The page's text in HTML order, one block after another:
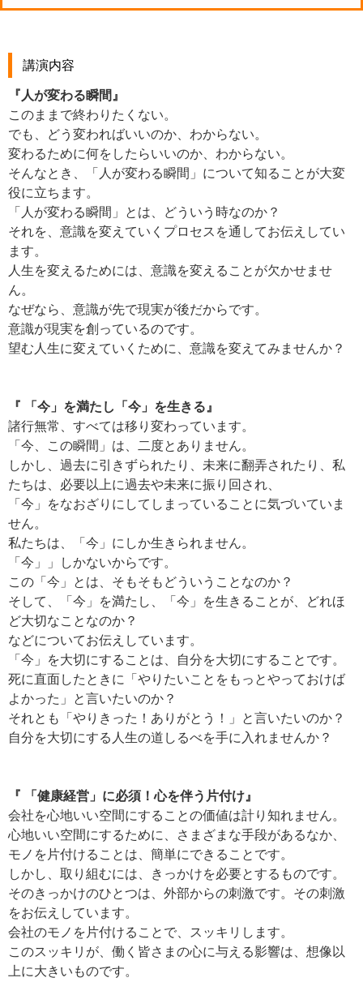
講演内容
『人が変わる瞬間』
このままで終わりたくない。
でも、どう変わればいいのか、わからない。
変わるために何をしたらいいのか、わからない。
そんなとき、「人が変わる瞬間」について知ることが大変
役に立ちます。
「人が変わる瞬間」とは、どういう時なのか？
それを、意識を変えていくプロセスを通してお伝えしてい
ます。
人生を変えるためには、意識を変えることが欠かせませ
ん。
なぜなら、意識が先で現実が後だからです。
意識が現実を創っているのです。
望む人生に変えていくために、意識を変えてみませんか？
『 「今」を満たし「今」を生きる』
諸行無常、すべては移り変わっています。
「今、この瞬間」は、二度とありません。
しかし、過去に引きずられたり、未来に翻弄されたり、私
たちは、必要以上に過去や未来に振り回され、
「今」をなおざりにしてしまっていることに気づいていま
せん。
私たちは、「今」にしか生きられません。
「今」」しかないからです。
この「今」とは、そもそもどういうことなのか？
そして、「今」を満たし、「今」を生きることが、どれほ
ど大切なことなのか？
などについてお伝えしています。
「今」を大切にすることは、自分を大切にすることです。
死に直面したときに「やりたいことをもっとやっておけば
よかった」と言いたいのか？
それとも「やりきった！ありがとう！」と言いたいのか？
自分を大切にする人生の道しるべを手に入れませんか？
『 「健康経営」に必須！心を伴う片付け』
会社を心地いい空間にすることの価値は計り知れません。
心地いい空間にするために、さまざまな手段があるなか、
モノを片付けることは、簡単にできることです。
しかし、取り組むには、きっかけを必要とするものです。
そのきっかけのひとつは、外部からの刺激です。その刺激
をお伝えしています。
会社のモノを片付けることで、スッキリします。
このスッキリが、働く皆さまの心に与える影響は、想像以
上に大きいものです。